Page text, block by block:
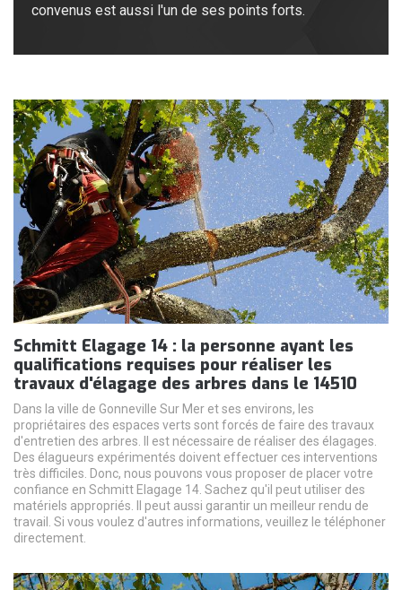
convenus est aussi l'un de ses points forts.
Schmitt Elagage 14 : la personne ayant les
qualifications requises pour réaliser les
travaux d'élagage des arbres dans le 14510
Dans la ville de Gonneville Sur Mer et ses environs, les
propriétaires des espaces verts sont forcés de faire des travaux
d'entretien des arbres. Il est nécessaire de réaliser des élagages.
Des élagueurs expérimentés doivent effectuer ces interventions
très difficiles. Donc, nous pouvons vous proposer de placer votre
confiance en Schmitt Elagage 14. Sachez qu'il peut utiliser des
matériels appropriés. Il peut aussi garantir un meilleur rendu de
travail. Si vous voulez d'autres informations, veuillez le téléphoner
directement.